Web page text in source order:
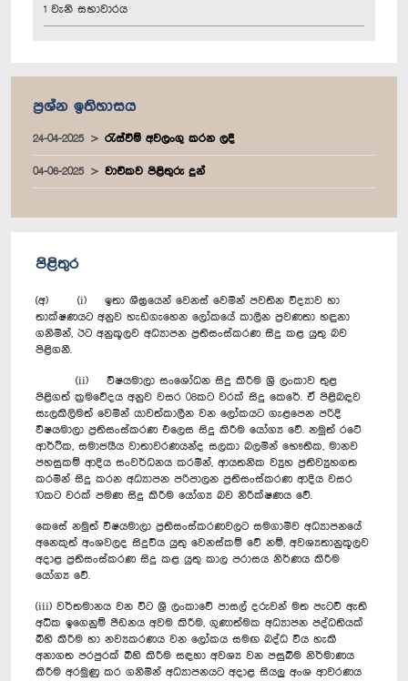
1 වැනි සභාවාරය
ප්‍රශ්න ඉතිහාසය
24-04-2025 රැස්වීම් අවලංගු කරන ලදී
04-06-2025 වාචිකව පිළිතුරු දුන්
පිළිතුර
(අ) (i) ඉතා ශීඝ්‍රයෙන් වෙනස් වෙමින් පවතින විද්‍යාව හා
තාක්ෂණයට අනුව හැඩගැහෙන ලෝකයේ කාලීන ප්‍රවණතා හඳුනා
ගනිමින්, ඊට අනුකූලව අධ්‍යාපන ප්‍රතිසංස්කරණ සිදු කළ යුතු බව
පිළිගනී.
(ii) විෂයමාලා සංශෝධන සිදු කිරීම ශ්‍රී ලංකාව තුළ
පිළිගත් ක්‍රමවේදය අනුව වසර 08කට වරක් සිදු කෙරේ. ඒ පිළිබඳව
සැලකිලිමත් වෙමින් යාවත්කාලීන වන ලෝකයට ගැළපෙන පරිදි
විෂයමාලා ප්‍රතිසංස්කරණ එලෙස සිදු කිරීම යෝග්‍ය වේ. නමුත් රටේ
ආර්ථික, සමාජයීය වාතාවරණයන්ද සලකා බලමින් භෞතික, මානව
පහසුකම් ආදිය සංවර්ධනය කරමින්, ආයතනික ව්‍යුහ ප්‍රතිව්‍යුහගත
කරමින් සිදු කරන අධ්‍යාපන පරිපාලන ප්‍රතිසංස්කරණ ආදිය වසර
10කට වරක් පමණ සිදු කිරීම යෝග්‍ය බව නිරීක්ෂණය වේ.
කෙසේ නමුත් විෂයමාලා ප්‍රතිසංස්කරණවලට සමගාමීව අධ්‍යාපනයේ
අනෙකුත් අංශවලද සිදුවිය යුතු වෙනස්කම් වේ නම්, අවශ්‍යතානුකූලව
අදාළ ප්‍රතිසංස්කරණ සිදු කළ යුතු කාල පරාසය නිර්ණය කිරීම
යෝග්‍ය වේ.
(iii) වර්තමානය වන විට ශ්‍රී ලංකාවේ පාසල් දරුවන් මත පැටවී ඇති
අධික ඉගෙනුම් පීඩනය අවම කිරීම, ගුණාත්මක අධ්‍යාපන පද්ධතියක්
බිහි කිරීම හා නව්‍යකරණය වන ලෝකය සමඟ බද්ධ විය හැකි
අනාගත පරපුරක් බිහි කිරීම සඳහා අවශ්‍ය වන පසුබිම නිර්මාණය
කිරීම අරමුණු කර ගනිමින් අධ්‍යාපනයට අදාළ සියලු අංශ ආවරණය